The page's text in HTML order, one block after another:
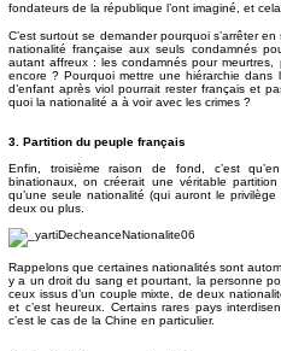
fondateurs de la république l’ont imaginé, et
C’est surtout se demander pourquoi s’arrêter
nationalité française aux seuls condamnés
autant affreux : les condamnés pour
encore ? Pourquoi mettre une hiérarchie dans
d’enfant après viol pourrait rester français et
quoi la nationalité a à voir avec les crimes ?
3. Partition du peuple français
Enfin, troisième raison de fond, c’est
binationaux, on créerait une véritable
qu’une seule nationalité (qui auront le
deux ou plus.
Rappelons que certaines nationalités sont
y a un droit du sang et pourtant, la personne
ceux issus d’un couple mixte, de deux
et c’est heureux. Certains rares pays
c’est le cas de la Chine en particulier.